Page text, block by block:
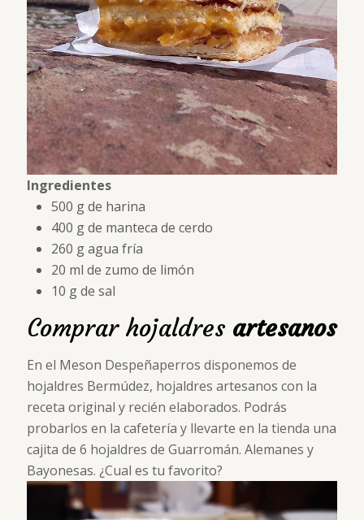
Ingredientes
500 g de harina
400 g de manteca de cerdo
260 g agua fría
20 ml de zumo de limón
10 g de sal
Comprar hojaldres artesanos
En el Meson Despeñaperros disponemos de
hojaldres Bermúdez, hojaldres artesanos con la
receta original y recién elaborados. Podrás
probarlos en la cafetería y llevarte en la tienda una
cajita de 6 hojaldres de Guarromán. Alemanes y
Bayonesas. ¿Cual es tu favorito?